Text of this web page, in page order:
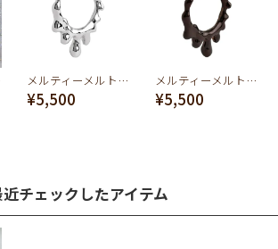
メルティーメルト フープピアス(シルバー)
¥5,500
メルティーメルト フープピアス(ブラウン)
¥5,500
近チェックしたアイテム